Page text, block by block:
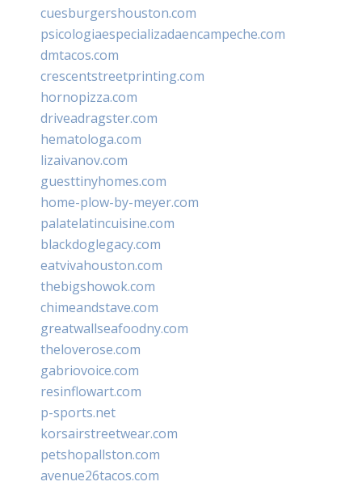
cuesburgershouston.com
psicologiaespecializadaencampeche.com
dmtacos.com
crescentstreetprinting.com
hornopizza.com
driveadragster.com
hematologa.com
lizaivanov.com
guesttinyhomes.com
home-plow-by-meyer.com
palatelatincuisine.com
blackdoglegacy.com
eatvivahouston.com
thebigshowok.com
chimeandstave.com
greatwallseafoodny.com
theloverose.com
gabriovoice.com
resinflowart.com
p-sports.net
korsairstreetwear.com
petshopallston.com
avenue26tacos.com